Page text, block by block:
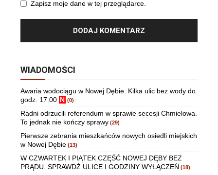
Zapisz moje dane w tej przeglądarce.
WIADOMOŚCI
Awaria wodociągu w Nowej Dębie. Kilka ulic bez wody do
godz. 17:00 N (0)
Radni odrzucili referendum w sprawie secesji Chmielowa.
To jednak nie kończy sprawy (29)
Pierwsze zebrania mieszkańców nowych osiedli miejskich
w Nowej Dębie (13)
W CZWARTEK I PIĄTEK CZĘŚĆ NOWEJ DĘBY BEZ
PRĄDU. SPRAWDŹ ULICE I GODZINY WYŁĄCZEŃ (18)